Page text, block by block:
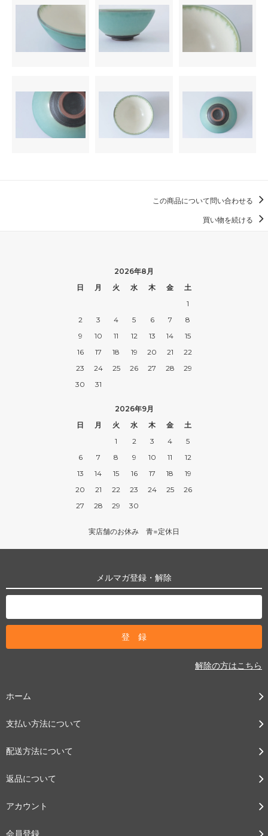
この商品について問い合わせる
買い物を続ける
2026年8月
日
月 火 水 木 金
土
1
2
3 4 5 6 7
8
9
10 11 12 13 14
15
16
17 18 19 20 21
22
23
24 25 26 27 28
29
30
31
2026年9月
日
月 火 水 木 金
土
1
2 3 4
5
6
7 8 9 10 11
12
13
14 15 16 17 18
19
20
21 22 23 24 25
26
27
28 29 30
実店舗のお休み 青=定休日
メルマガ登録・解除
解除の方はこちら
ホーム
支払い方法について
配送方法について
返品について
アカウント
会員登録